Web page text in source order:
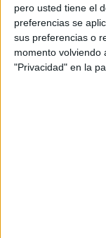
pero usted tiene el
preferencias se
sus preferencias o
momento volviendo
"Privacidad" en la
desarrollarán en
5 de febrero
(50 metros)